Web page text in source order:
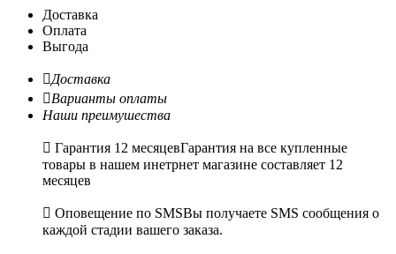
Доставка
Оплата
Выгода
Доставка
Варианты оплаты
Наши преимушества
 Гарантия 12 месяцевГарантия на все купленные
товары в нашем инетрнет магазине составляет 12
месяцев
 Оповещение по SMSВы получаете SMS сообщения о
каждой стадии вашего заказа.